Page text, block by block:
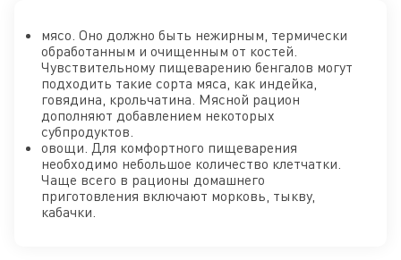
мясо. Оно должно быть нежирным, термически
обработанным и очищенным от костей.
Чувствительному пищеварению бенгалов могут
подходить такие сорта мяса, как индейка,
говядина, крольчатина. Мясной рацион
дополняют добавлением некоторых
субпродуктов.
овощи. Для комфортного пищеварения
необходимо небольшое количество клетчатки.
Чаще всего в рационы домашнего
приготовления включают морковь, тыкву,
кабачки.